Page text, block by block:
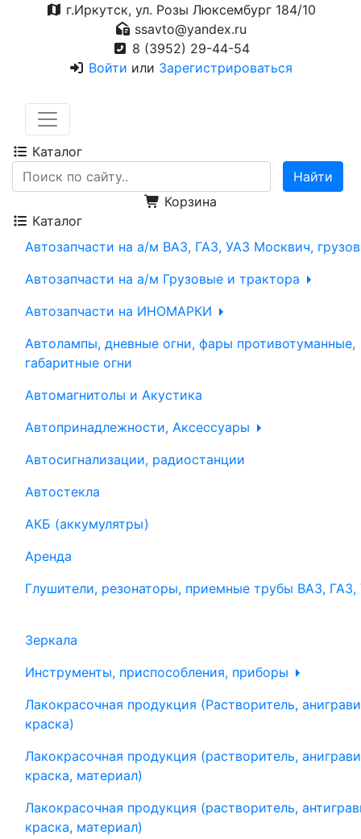
г.Иркутск, ул. Розы Люксембург 184/10
ssavto@yandex.ru
8 (3952) 29-44-54
Войти или Зарегистрироваться
Каталог
Корзина
Каталог
Автозапчасти на а/м ВАЗ, ГАЗ, УАЗ Москвич,
Автозапчасти на а/м Грузовые и трактора
Автозапчасти на ИНОМАРКИ
Автолампы, дневные огни, фары противотуманные,
габаритные огни
Автомагнитолы и Акустика
Автопринадлежности, Аксессуары
Автосигнализации, радиостанции
Автостекла
АКБ (аккумулятры)
Аренда
Глушители, резонаторы, приемные трубы ВАЗ, ГАЗ,
Зеркала
Инструменты, приспособления, приборы
Лакокрасочная продукция (Растворитель,
краска)
Лакокрасочная продукция (растворитель,
краска, материал)
Лакокрасочная продукция (растворитель,
краска, материал)